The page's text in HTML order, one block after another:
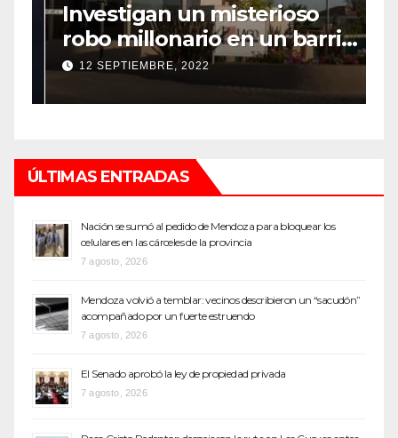
Investigan un misterioso
robo millonario en un barrio
top de Maipú
12 SEPTIEMBRE, 2022
ÚLTIMAS ENTRADAS
Nación se sumó al pedido de Mendoza para bloquear los
celulares en las cárceles de la provincia
7 agosto, 2026
Mendoza volvió a temblar: vecinos describieron un “sacudón”
acompañado por un fuerte estruendo
7 agosto, 2026
El Senado aprobó la ley de propiedad privada
7 agosto, 2026